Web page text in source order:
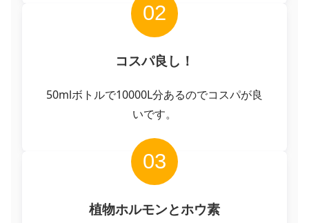
02
コスパ良し！
50mlボトルで10000L分あるのでコスパが良
いです。
03
植物ホルモンとホウ素